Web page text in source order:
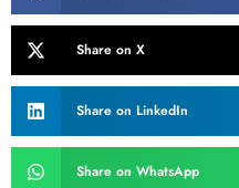
Share on X
Share on LinkedIn
Share on WhatsApp